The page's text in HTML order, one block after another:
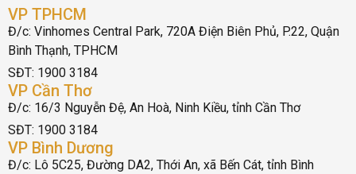
VP TPHCM
Đ/c: Vinhomes Central Park, 720A Điện Biên Phủ, P.22, Quận
Bình Thạnh, TPHCM
SĐT: 1900 3184
VP Cần Thơ
Đ/c: 16/3 Nguyễn Đệ, An Hoà, Ninh Kiều, tỉnh Cần Thơ
SĐT: 1900 3184
VP Bình Dương
Đ/c: Lô 5C25, Đường DA2, Thới An, xã Bến Cát, tỉnh Bình